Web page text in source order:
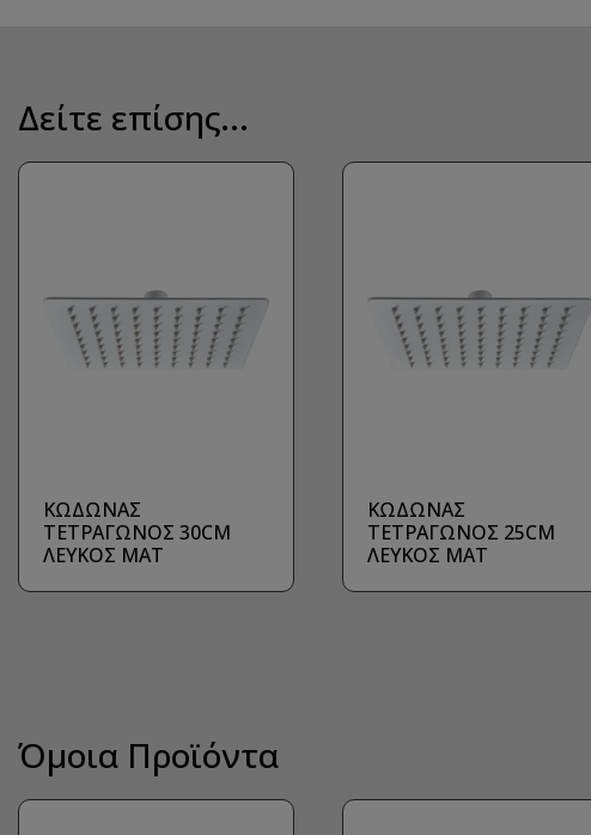
Δείτε επίσης...
ΚΩΔΩΝΑΣ
ΤΕΤΡΑΓΩΝΟΣ 30CM
ΛΕΥΚΟΣ MAT
ΚΩΔΩΝΑΣ
ΤΕΤΡΑΓΩΝΟΣ 25CM
ΛΕΥΚΟΣ ΜΑΤ
Όμοια Προϊόντα